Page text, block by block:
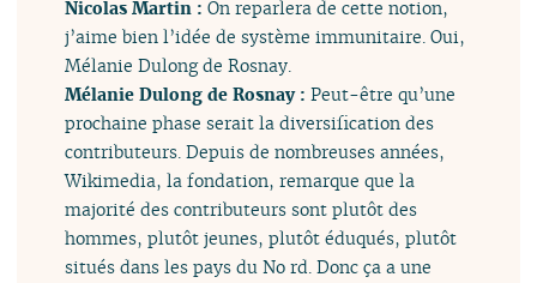
Nicolas Martin :On reparlera de cette notion,
j’aime bien l’idée de système immunitaire. Oui,
Mélanie Dulong de Rosnay.
Mélanie Dulong de Rosnay :Peut-être qu’une
prochaine phase serait la diversification des
contributeurs. Depuis de nombreuses années,
Wikimedia, la fondation, remarque que la
majorité des contributeurs sont plutôt des
hommes, plutôt jeunes, plutôt éduqués, plutôt
situés dans les pays du No rd. Donc ça a une